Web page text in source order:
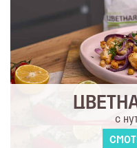
с